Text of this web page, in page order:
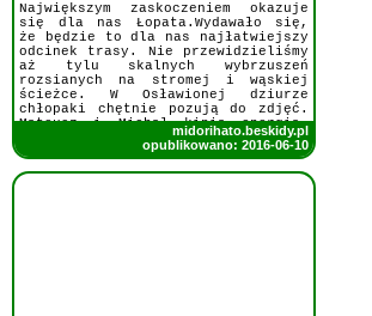
Największym zaskoczeniem okazuje
się dla nas Łopata.Wydawało się,
że będzie to dla nas najłatwiejszy
odcinek trasy. Nie przewidzieliśmy
aż tylu skalnych wybrzuszeń
rozsianych na stromej i wąskiej
ścieżce. W Osławionej dziurze
chłopaki chętnie pozują do zdjęć.
Mateusz i Michał kipią energią,
podobają się im skalne i urwiste
fragmenty trasy. Nam, Mamom, nieco
midorihato.beskidy.pl
opublikowano: 2016-06-10